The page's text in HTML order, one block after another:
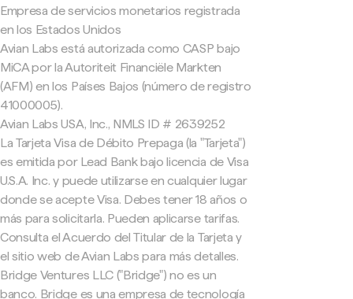
Empresa de servicios monetarios registrada
en los Estados Unidos
Avian Labs está autorizada como CASP bajo
MiCA por la Autoriteit Financiële Markten
(AFM) en los Países Bajos (número de registro
41000005).
Avian Labs USA, Inc., NMLS ID # 2639252
La Tarjeta Visa de Débito Prepaga (la "Tarjeta")
es emitida por Lead Bank bajo licencia de Visa
U.S.A. Inc. y puede utilizarse en cualquier lugar
donde se acepte Visa. Debes tener 18 años o
más para solicitarla. Pueden aplicarse tarifas.
Consulta el Acuerdo del Titular de la Tarjeta y
el sitio web de Avian Labs para más detalles.
Bridge Ventures LLC ("Bridge") no es un
banco. Bridge es una empresa de tecnología